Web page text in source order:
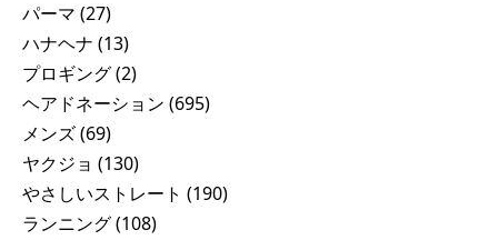
パーマ (27)
ハナヘナ (13)
プロギング(2)
ヘアドネーション (695)
メンズ(69)
ヤクジョ (130)
やさしいストレート (190)
ランニング(108)